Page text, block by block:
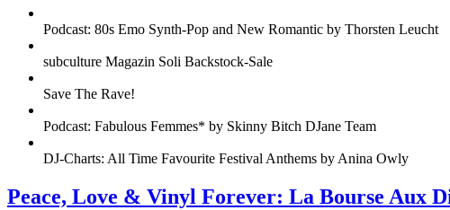
Podcast: 80s Emo Synth-Pop and New Romantic by Thorsten Leucht
subculture Magazin Soli Backstock-Sale
Save The Rave!
Podcast: Fabulous Femmes* by Skinny Bitch DJane Team
DJ-Charts: All Time Favourite Festival Anthems by Anina Owly
Peace, Love & Vinyl Forever: La Bourse Aux